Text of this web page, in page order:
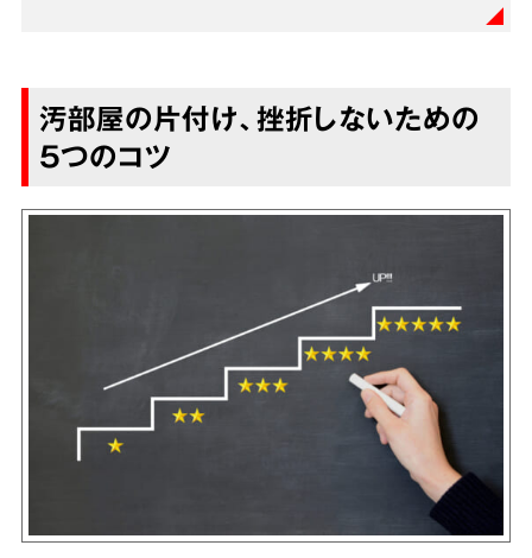
汚部屋の片付け、挫折しないための
5つのコツ